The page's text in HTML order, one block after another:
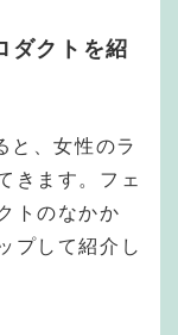
ダクトを紹
と、女性のラ
きます。フェ
トのなかか
プして紹介し